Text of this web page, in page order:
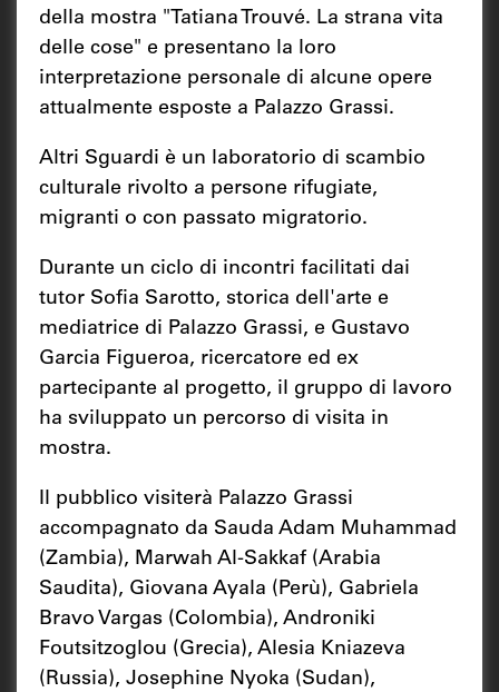
della mostra "Tatiana Trouvé. La strana vita
delle cose" e presentano la loro
interpretazione personale di alcune opere
attualmente esposte a Palazzo Grassi.
Altri Sguardi è un laboratorio di scambio
culturale rivolto a persone rifugiate,
migranti o con passato migratorio.
Durante un ciclo di incontri facilitati dai
tutor Sofia Sarotto, storica dell'arte e
mediatrice di Palazzo Grassi, e Gustavo
Garcia Figueroa, ricercatore ed ex
partecipante al progetto, il gruppo di lavoro
ha sviluppato un percorso di visita in
mostra.
Il pubblico visiterà Palazzo Grassi
accompagnato da Sauda Adam Muhammad
(Zambia), Marwah Al-Sakkaf (Arabia
Saudita), Giovana Ayala (Perù), Gabriela
Bravo Vargas (Colombia), Androniki
Foutsitzoglou (Grecia), Alesia Kniazeva
(Russia), Josephine Nyoka (Sudan),